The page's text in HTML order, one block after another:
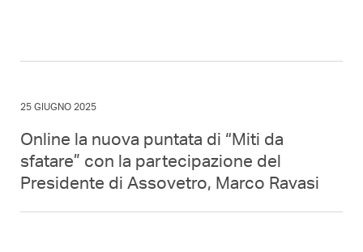
25 GIUGNO 2025
Online la nuova puntata di “Miti da
sfatare” con la partecipazione del
Presidente di Assovetro, Marco Ravasi